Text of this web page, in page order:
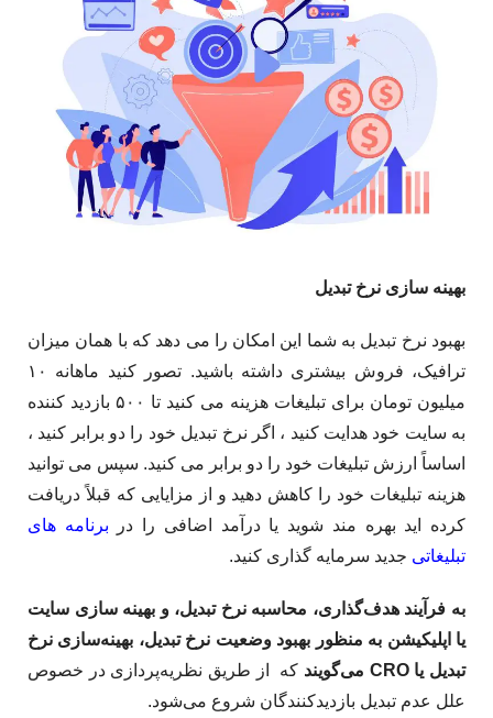
بهینه سازی نرخ تبدیل
بهبود نرخ تبدیل به شما این امکان را می دهد که با همان میزان
ترافیک، فروش بیشتری داشته باشید. تصور کنید ماهانه ۱۰
میلیون تومان برای تبلیغات هزینه می کنید تا ۵۰۰ بازدید کننده
به سایت خود هدایت کنید ، اگر نرخ تبدیل خود را دو برابر کنید ،
اساساً ارزش تبلیغات خود را دو برابر می کنید. سپس می توانید
هزینه تبلیغات خود را کاهش دهید و از مزایایی که قبلاً دریافت
کرده اید بهره مند شوید یا درآمد اضافی را در برنامه های
تبلیغاتی جدید سرمایه گذاری کنید.
به فرآیند هدف‌گذاری، محاسبه نرخ تبدیل، و بهینه سازی سایت
یا اپلیکیشن به منظور بهبود وضعیت نرخ تبدیل، بهینه‌سازی نرخ
تبدیل یا CRO می‌گویند
که از طریق نظریه‌پردازی در خصوص
علل عدم تبدیل بازدیدکنندگان شروع می‌شود.